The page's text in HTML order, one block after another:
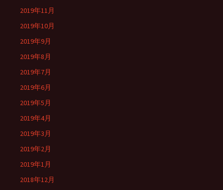
2019年11月
2019年10月
2019年9月
2019年8月
2019年7月
2019年6月
2019年5月
2019年4月
2019年3月
2019年2月
2019年1月
2018年12月